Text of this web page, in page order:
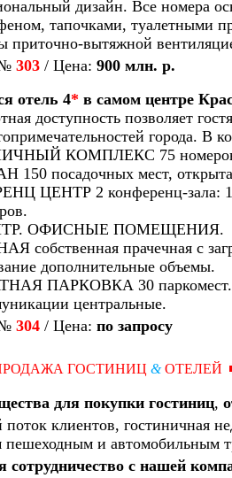
дизайн. Все номера
тапочками, туалетными
приточно-вытяжной
303 / Цена: 900 млн. р.
отель 4* в самом центре
доступность позволяет
города. В
КОМПЛЕКС 75 номеров
150 посадочных мест,
ЦЕНТР 2 конференц-зала:
ОФИСНЫЕ ПОМЕЩЕНИЯ.
собственная прачечная с
дополнительные объемы.
ПАРКОВКА 30
центральные.
304 / Цена: по запросу
ГОСТИНИЦ & ОТЕЛЕЙ
для покупки гостиниц,
клиентов, гостиничная
пешеходным и автомобильным
сотрудничество с нашей